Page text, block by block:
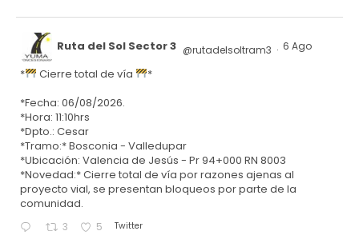
Ruta del Sol Sector 3 @rutadelsoltram3 · 6 Ago
* Cierre total de vía
*
*Fecha: 06/08/2026.
*Hora: 11:10hrs
*Dpto.: Cesar
*Tramo:* Bosconia - Valledupar
*Ubicación: Valencia de Jesús - Pr 94+000 RN 8003
*Novedad:* Cierre total de vía por razones ajenas al
proyecto vial, se presentan bloqueos por parte de la
comunidad.
3 5 Twitter